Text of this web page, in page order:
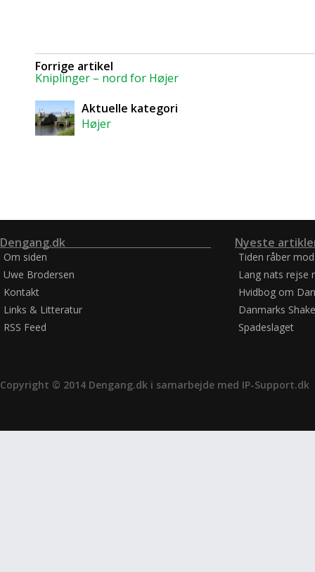
Forrige artikel
Kniplinger – nord for Højer
Aktuelle kategori
Højer
Dengang.dk
Om siden
Uwe Brodersen
Kontakt
Links & Litteratur
RSS Feed
Nyeste
Tiden råber
Lang nats rejse
Hvidbog om
Danmarks
Spadeslaget
Copyright © 2014 Dengang.dk i samarbejde med IP-Support.dk